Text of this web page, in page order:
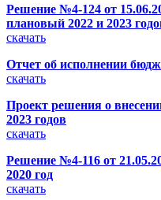
Решение №4-124 от
плановый 2022 и 2023
скачать
Отчет об исполнении
скачать
Проект решения о
2023 годов
скачать
Решение №4-116 от
2020 год
скачать